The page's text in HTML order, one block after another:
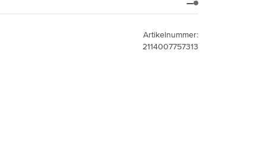
—
Artikelnummer:
2114007757313